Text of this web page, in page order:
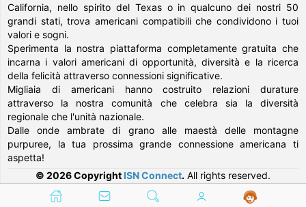
California, nello spirito del Texas o in qualcuno dei nostri 50
grandi stati, trova americani compatibili che condividono i tuoi
valori e sogni.
Sperimenta la nostra piattaforma completamente gratuita che
incarna i valori americani di opportunità, diversità e la ricerca
della felicità attraverso connessioni significative.
Migliaia di americani hanno costruito relazioni durature
attraverso la nostra comunità che celebra sia la diversità
regionale che l'unità nazionale.
Dalle onde ambrate di grano alle maestà delle montagne
purpuree, la tua prossima grande connessione americana ti
aspetta!
© 2026 Copyright ISN Connect. All rights reserved.